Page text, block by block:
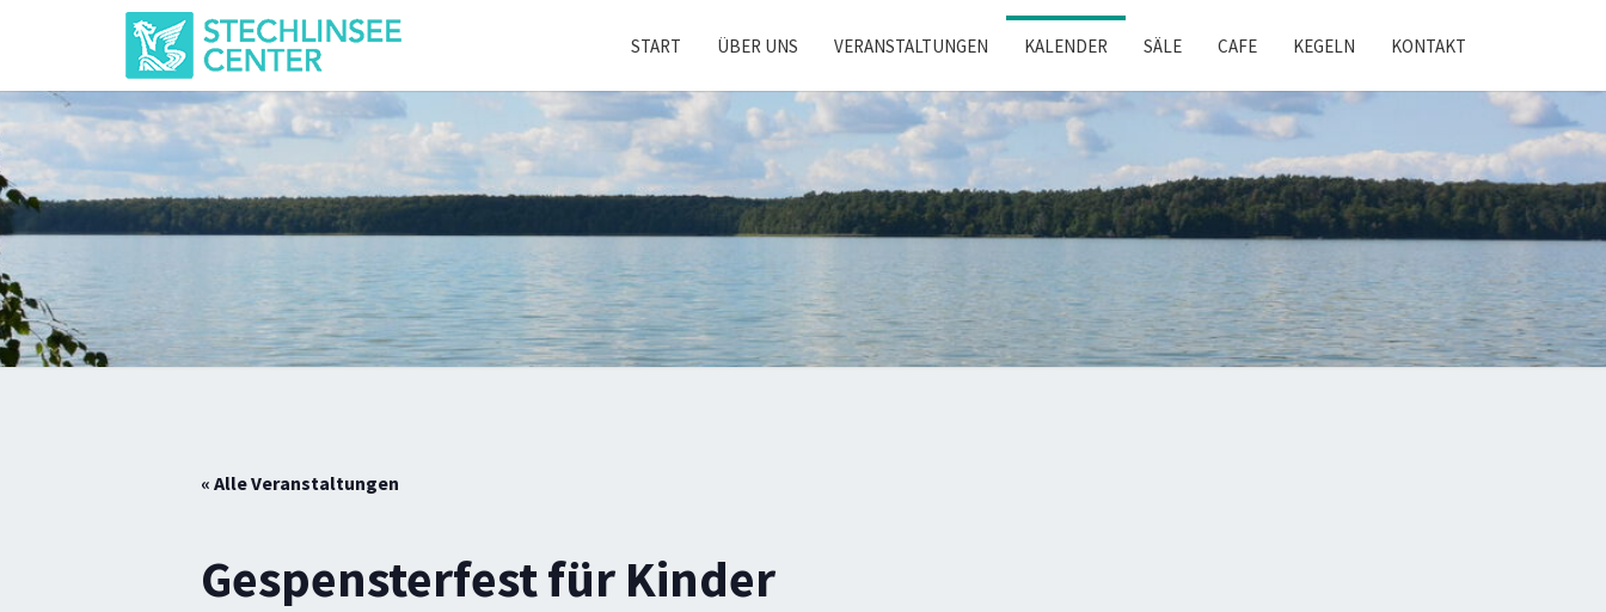
START ÜBER UNS VERANSTALTUNGEN KALENDER SÄLE CAFE KEGELN KONTAKT
STECHLINSEE-
CENTER
« Alle Veranstaltungen
Gespensterfest für Kinder